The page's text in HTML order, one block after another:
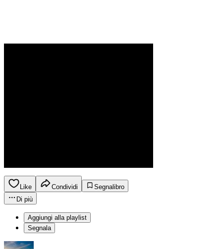
Like Condividi
Segnalibro
Di più
Aggiungi alla playlist
Segnala